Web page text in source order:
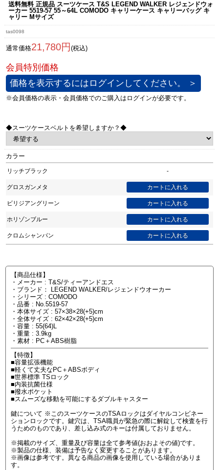
送料無料 正規品 スーツケース T&S LEGEND WALKER レジェンドウォ
ーカー 5519-57 55～64L COMODO キャリーケース キャリーバッグ キ
ャリー Mサイズ
tas0098
通常価格21,780円 (税込)
価格を表示するにはログインしてください。 ＞
◆スーツケースベルトを希望しますか？◆
カラー
リッチブラック -
グロスガンメタ
ビリジアングリーン
ホリゾンブルー
クロムシャンパン
【商品仕様】
・メーカー : T&S/ティーアンドエス
・ブランド： LEGEND WALKER/レジェンドウオーカー
・シリーズ : COMODO
・品番 : No.5519-57
・本体サイズ : 57×38×28(+5)cm
・全体サイズ : 62×42×28(+5)cm
・容量 : 55(64)L
・重量 : 3.9kg
・素材 : PC＋ABS樹脂
【特徴】
■容量拡張機能
■軽くて丈夫なPC＋ABSボディ
■世界標準 TSロック
■内装抗菌仕様
■撥水ポケット
■スムーズな移動を可能にするダブルキャスター
鍵について ※このスーツケースのTSAロックはダイヤルコンビネー
ションロックです。鍵穴は、TSA職員が緊急の際に解錠して検査を行
うためのものであり、差し込み式のキーは付属しておりません。
※掲載のサイズ、重量及び容量は全て参考値(おおよその値)です。
※製品の仕様、装備は予告なく変更することがあります。
※画像は参考です。異なる商品の画像を使用している場合がありま
す。